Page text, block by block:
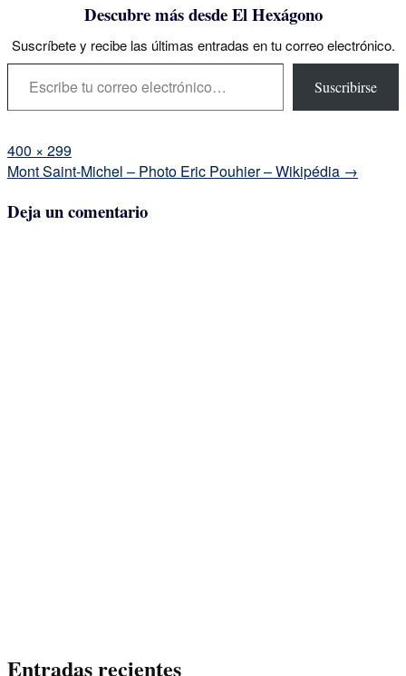
Descubre más desde El Hexágono
Suscríbete y recibe las últimas entradas en tu correo electrónico.
Escribe tu correo electrónico…
Suscribirse
Tamaño
completo
400 × 299
Navegación
la
Mont Saint-Michel – Photo Eric Pouhier – Wikipédia →
Deja un comentario
Entradas recientes